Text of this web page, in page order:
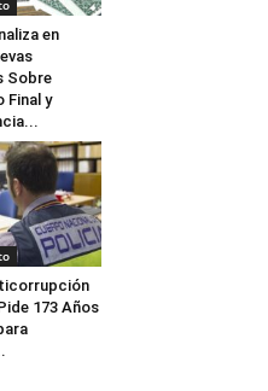
en
Sobre
Final y
173 Años